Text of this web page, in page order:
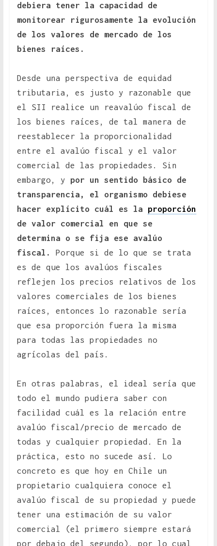
debiera tener la capacidad de
monitorear rigurosamente la evolución
de los valores de mercado de los
bienes raíces.
Desde una perspectiva de equidad
tributaria, es justo y razonable que
el SII realice un reavalúo fiscal de
los bienes raíces, de tal manera de
reestablecer la proporcionalidad
entre el avalúo fiscal y el valor
comercial de las propiedades. Sin
embargo, y por un sentido básico de
transparencia, el organismo debiese
hacer explícito cuál es la proporción
de valor comercial en que se
determina o se fija ese avalúo
fiscal. Porque si de lo que se trata
es de que los avalúos fiscales
reflejen los precios relativos de los
valores comerciales de los bienes
raíces, entonces lo razonable sería
que esa proporción fuera la misma
para todas las propiedades no
agrícolas del país.
En otras palabras, el ideal sería que
todo el mundo pudiera saber con
facilidad cuál es la relación entre
avalúo fiscal/precio de mercado de
todas y cualquier propiedad. En la
práctica, esto no sucede así. Lo
concreto es que hoy en Chile un
propietario cualquiera conoce el
avalúo fiscal de su propiedad y puede
tener una estimación de su valor
comercial (el primero siempre estará
por debajo del segundo), por lo cual